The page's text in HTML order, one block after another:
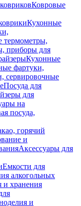
Ковровые
Кухонные
термометры,
приборы для
Кухонные
фартуки,
сервировочные
Посуда для
для
на
посуда,
горячий
и
Аксессуары для
Емкости для
алкогольных
и хранения
и